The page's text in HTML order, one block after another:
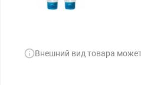
Внешний вид товара